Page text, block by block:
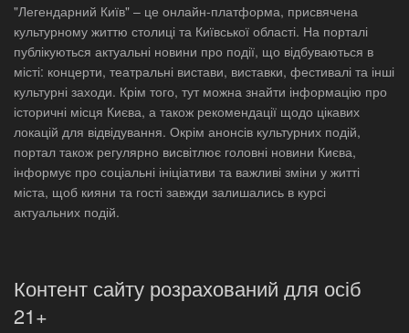
"Легендарний Київ" – це онлайн-платформа, присвячена
культурному життю столиці та Київської області. На порталі
публікуються актуальні новини про події, що відбуваються в
місті: концерти, театральні вистави, виставки, фестивалі та інші
культурні заходи. Крім того, тут можна знайти інформацію про
історичні місця Києва, а також рекомендації щодо цікавих
локацій для відвідування. Окрім анонсів культурних подій,
портал також регулярно висвітлює головні новини Києва,
інформує про соціальні ініціативи та важливі зміни у житті
міста, щоб кияни та гості завжди залишались в курсі
актуальних подій.
Контент сайту розрахований для осіб
21+